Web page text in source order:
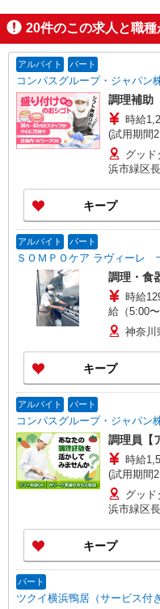
20件のこの求人と職種
アルバイト パート
コンパスグループ・ジャパ
調理補助
時給1,250円以上
(試用期間2ヶ月) 残業が発生した
分単位で
グッ
浜市緑区
キープ
アルバイト パート
ＳＯＭＰＯケア ラヴィーレ
調理・食
時給
給（5:00
ましたら
の確認も
記金額は
い向上手
社会保険
神奈川
キープ
アルバイト パート
コンパスグループ・ジャパ
調理員【
時給1,500円以上
(試用期間2ヶ月) 残業が発生した
分単位で
グッ
浜市緑区
キープ
パート
ツクイ横浜鴨居（サービス付